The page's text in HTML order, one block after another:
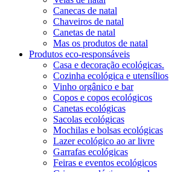
Canecas de natal
Chaveiros de natal
Canetas de natal
Mas os produtos de natal
Produtos eco-responsáveis
Casa e decoração ecológicas.
Cozinha ecológica e utensílios
Vinho orgânico e bar
Copos e copos ecológicos
Canetas ecológicas
Sacolas ecológicas
Mochilas e bolsas ecológicas
Lazer ecológico ao ar livre
Garrafas ecológicas
Feiras e eventos ecológicos